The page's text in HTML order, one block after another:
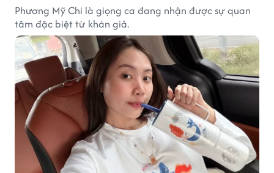
Phương Mỹ Chi là giọng ca đang nhận được sự quan
tâm đặc biệt từ khán giả.